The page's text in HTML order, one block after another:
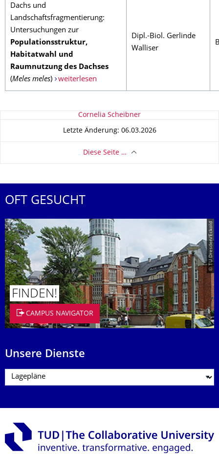
Dachs und
Landschaftsfragmentierung:
Untersuchungen zur
Populationsstruktur,
Habitatwahl und
Raumnutzung des Dachses
(Meles meles) weiterlesen
Dipl.-Biol. Gerlinde
Walliser
Zu dieser SeiteCornelia Scheibner
Letzte Änderung: 06.03.2026
Diese Seite …
OFT GESUCHT
© TU Dresden/Eckold
FINDEN!
CAMPUS NAVIGATOR
Unsere Dienste